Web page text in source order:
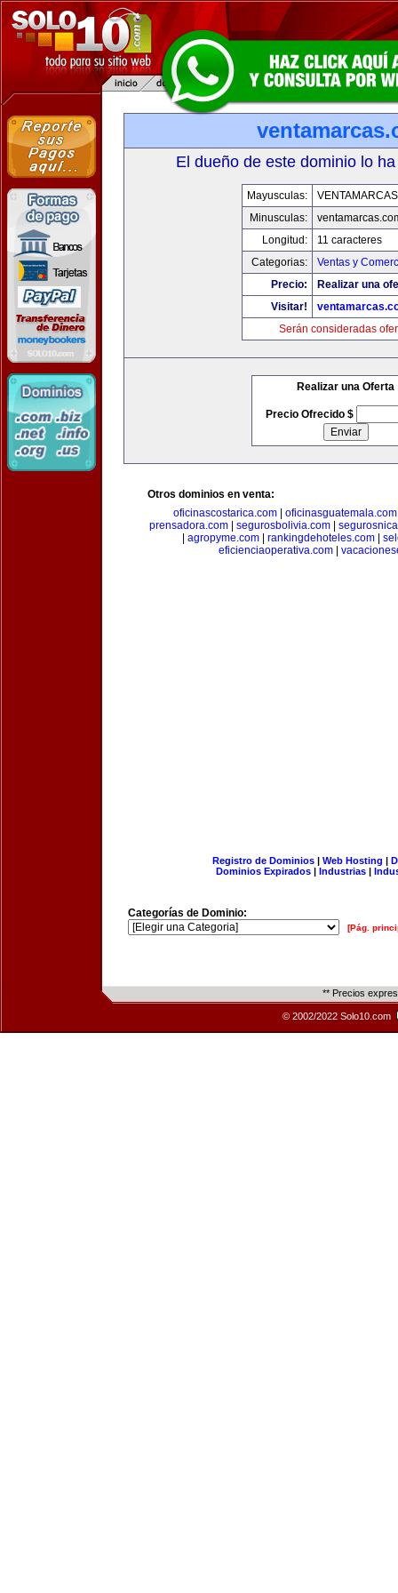
El dueño de este dominio lo
Mayusculas:
Minusculas:
Longitud:
11 caracteres
Categorias:
Ventas y
Precio:
Realizar una
Visitar!
Serán consideradas
Realizar una Oferta
Precio Ofrecido $
Otros dominios en venta:
oficinascostarica.com
oficinasguatemala.com
prensadora.com| segurosbolivia.com|
agropyme.com| rankingdehoteles.com|
eficienciaoperativa.com
Registro de Dominios| Web Hosting |
Dominios Expirados | Industrias |
Categorías de Dominio:
[Pág.
** Precios
© 2002/2022 Solo10.com